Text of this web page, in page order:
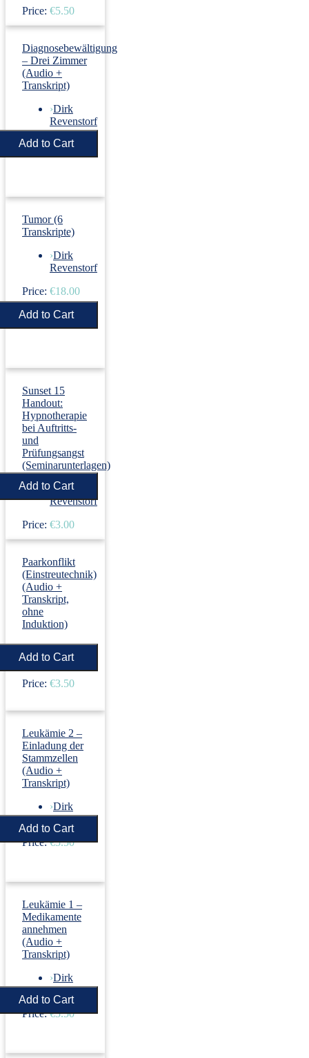
Price: €5.50
Diagnosebewältigung
– Drei Zimmer
(Audio +
Transkript)
›Dirk
Revenstorf
Price: €5.50
Tumor (6
Transkripte)
›Dirk
Revenstorf
Price: €18.00
Sunset 15
Handout:
Hypnotherapie
bei Auftritts-
und
Prüfungsangst
(Seminarunterlagen)
› Dirk
Revenstorf
Price: €3.00
Paarkonflikt
(Einstreutechnik)
(Audio +
Transkript,
ohne
Induktion)
›Dirk
Revenstorf
Price: €3.50
Leukämie 2 –
Einladung der
Stammzellen
(Audio +
Transkript)
›Dirk
Revenstorf
Price: €5.50
Leukämie 1 –
Medikamente
annehmen
(Audio +
Transkript)
›Dirk
Revenstorf
Price: €5.50